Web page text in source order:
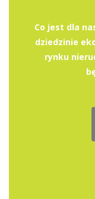
Co jest dla
dziedzinie
rynku